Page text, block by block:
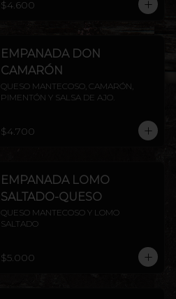
$4.600
EMPANADA DON
CAMARÓN
QUESO MANTECOSO, CAMARÓN,
PIMENTÓN Y SALSA DE AJO.
$4.700
EMPANADA LOMO
SALTADO-QUESO
QUESO MANTECOSO Y LOMO
SALTADO
$5.000